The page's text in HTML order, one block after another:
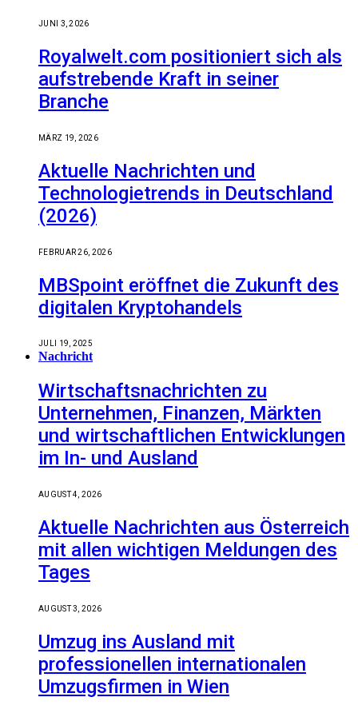
JUNI 3, 2026
Royalwelt.com positioniert sich als
aufstrebende Kraft in seiner
Branche
MÄRZ 19, 2026
Aktuelle Nachrichten und
Technologietrends in Deutschland
(2026)
FEBRUAR 26, 2026
MBSpoint eröffnet die Zukunft des
digitalen Kryptohandels
JULI 19, 2025
Nachricht
Wirtschaftsnachrichten zu
Unternehmen, Finanzen, Märkten
und wirtschaftlichen Entwicklungen
im In- und Ausland
AUGUST 4, 2026
Aktuelle Nachrichten aus Österreich
mit allen wichtigen Meldungen des
Tages
AUGUST 3, 2026
Umzug ins Ausland mit
professionellen internationalen
Umzugsfirmen in Wien